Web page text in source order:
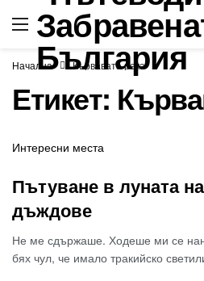
Начална Кървавата река
Етикет:
Интересни места
Пътуване в луната
дъждове
Не ме сдържаше. Ходеше ми се
бях чул, че имало тракийско